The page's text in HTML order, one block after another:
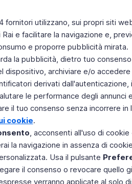
fornitori utilizzano, sui propri siti
e facilitare la navigazione e,
e proporre pubblicità mirata.
la pubblicità, dietro tuo
dispositivo, archiviare e/o
derivati
le performance degli
il tuo consenso senza incorrere
cookie.
, acconsenti all'uso di
la navigazione in assenza di
Usa il pulsante
il consenso o revocare quello
verranno applicate al solo